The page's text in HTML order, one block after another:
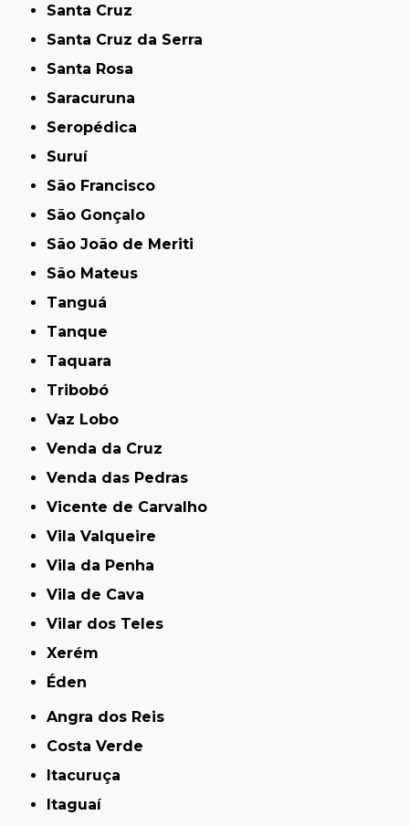
Santa Cruz
Santa Cruz da Serra
Santa Rosa
Saracuruna
Seropédica
Suruí
São Francisco
São Gonçalo
São João de Meriti
São Mateus
Tanguá
Tanque
Taquara
Tribobó
Vaz Lobo
Venda da Cruz
Venda das Pedras
Vicente de Carvalho
Vila Valqueire
Vila da Penha
Vila de Cava
Vilar dos Teles
Xerém
Éden
Angra dos Reis
Costa Verde
Itacuruça
Itaguaí